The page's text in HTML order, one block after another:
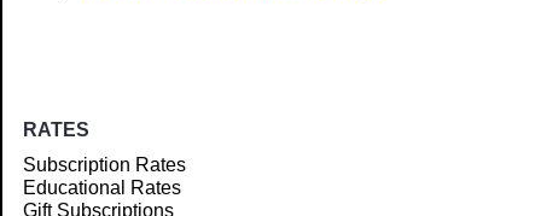
RATES
Subscription Rates
Educational Rates
Gift Subscriptions